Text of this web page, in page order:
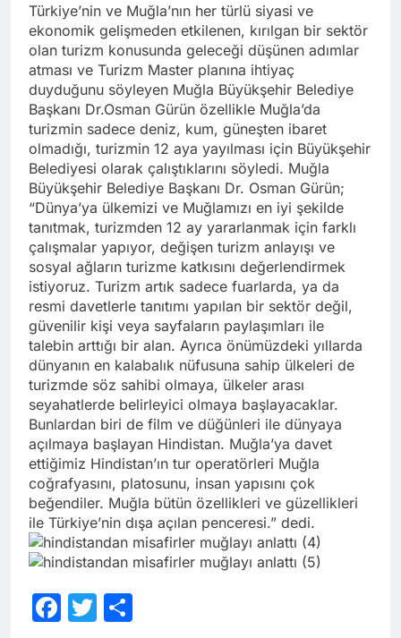
Türkiye’nin ve Muğla’nın her türlü siyasi ve
ekonomik gelişmeden etkilenen, kırılgan bir sektör
olan turizm konusunda geleceği düşünen adımlar
atması ve Turizm Master planına ihtiyaç
duyduğunu söyleyen Muğla Büyükşehir Belediye
Başkanı Dr.Osman Gürün özellikle Muğla’da
turizmin sadece deniz, kum, güneşten ibaret
olmadığı, turizmin 12 aya yayılması için Büyükşehir
Belediyesi olarak çalıştıklarını söyledi. Muğla
Büyükşehir Belediye Başkanı Dr. Osman Gürün;
“Dünya’ya ülkemizi ve Muğlamızı en iyi şekilde
tanıtmak, turizmden 12 ay yararlanmak için farklı
çalışmalar yapıyor, değişen turizm anlayışı ve
sosyal ağların turizme katkısını değerlendirmek
istiyoruz. Turizm artık sadece fuarlarda, ya da
resmi davetlerle tanıtımı yapılan bir sektör değil,
güvenilir kişi veya sayfaların paylaşımları ile
talebin arttığı bir alan. Ayrıca önümüzdeki yıllarda
dünyanın en kalabalık nüfusuna sahip ülkeleri de
turizmde söz sahibi olmaya, ülkeler arası
seyahatlerde belirleyici olmaya başlayacaklar.
Bunlardan biri de film ve düğünleri ile dünyaya
açılmaya başlayan Hindistan. Muğla’ya davet
ettiğimiz Hindistan’ın tur operatörleri Muğla
coğrafyasını, platosunu, insan yapısını çok
beğendiler. Muğla bütün özellikleri ve güzellikleri
ile Türkiye’nin dışa açılan penceresi.” dedi.
Facebook
Twitter